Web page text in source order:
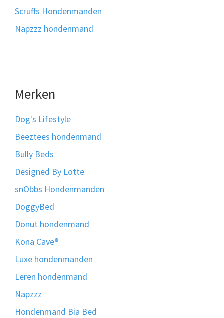
Scruffs Hondenmanden
Napzzz hondenmand
Merken
Dog's Lifestyle
Beeztees hondenmand
Bully Beds
Designed By Lotte
snObbs Hondenmanden
DoggyBed
Donut hondenmand
Kona Cave®
Luxe hondenmanden
Leren hondenmand
Napzzz
Hondenmand Bia Bed